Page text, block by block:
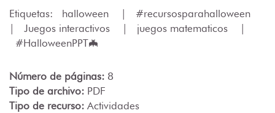
Etiquetas: halloween |
#recursosparahalloween
|
Juegos interactivos | juegos matematicos
|
#HalloweenPPT🦇
Número de páginas: 8
Tipo de archivo: PDF
Tipo de recurso: Actividades